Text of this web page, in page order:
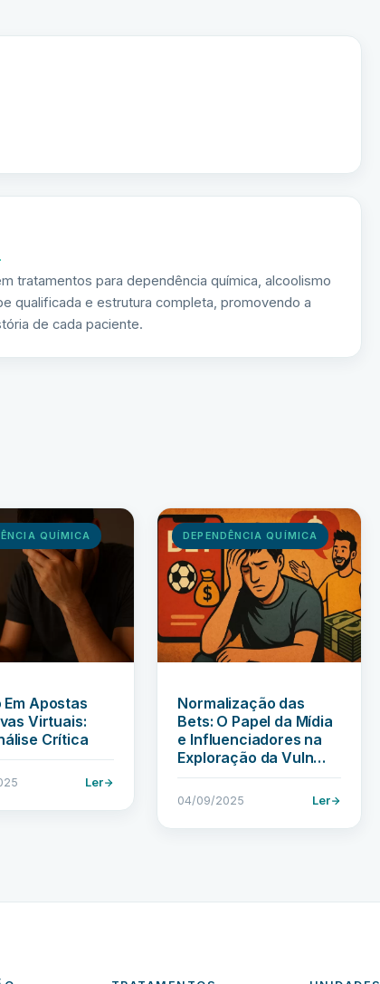
tratamentos para dependência química, alcoolismo
qualificada e estrutura completa, promovendo a
de cada paciente.
QUÍMICA
Em Apostas
Virtuais:
Crítica
Ler
DEPENDÊNCIA QUÍMICA
Normalização das
Bets: O Papel da Mídia
e Influenciadores na
Exploração da Vuln…
04/09/2025 Ler